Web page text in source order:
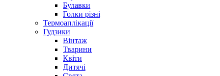
Булавки
Голки різні
Термоаплікації
Гудзики
Вінтаж
Тварини
Квіти
Дитячі